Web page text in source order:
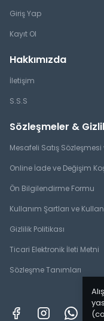
Giriş Yap
Kayıt Ol
Hakkımızda
İletişim
S.S.S
Sözleşmeler &
Mesafeli Satış
Online İade ve Değişim
Ön Bilgilendirme Formu
Kullanım Şartları ve
Gizlilik Politikası
Ticari Elektronik İleti Metni
Sözleşme Tanımları